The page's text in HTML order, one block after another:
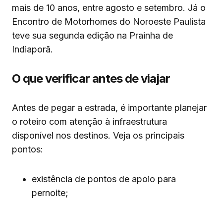
mais de 10 anos, entre agosto e setembro. Já o
Encontro de Motorhomes do Noroeste Paulista
teve sua segunda edição na Prainha de
Indiaporã.
O que verificar antes de viajar
Antes de pegar a estrada, é importante planejar
o roteiro com atenção à infraestrutura
disponível nos destinos. Veja os principais
pontos:
existência de pontos de apoio para
pernoite;